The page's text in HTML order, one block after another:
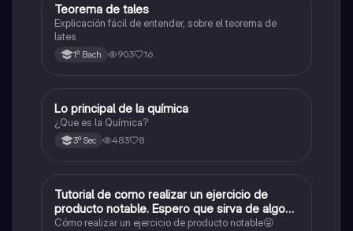
Matemáticas
Teorema de tales
Explicación fácil de entender, sobre el teorema de
lates
1º Bach 903 16
Química
Lo principal de la química
¿Que es la Química?
3º Sec 483 8
Matemáticas
Tutorial de como realizar un ejercicio de
producto notable. Espero que sirva de algo💕
😜
Cómo realizar un ejercicio de producto notable😜